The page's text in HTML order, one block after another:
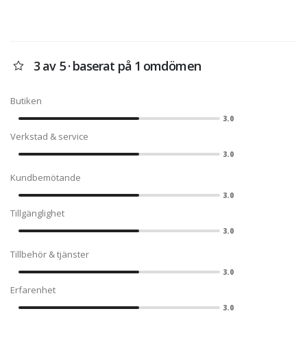
3 av 5 · baserat på 1 omdömen
Butiken
3.0
Verkstad & service
3.0
Kundbemötande
3.0
Tillgänglighet
3.0
Tillbehör & tjänster
3.0
Erfarenhet
3.0